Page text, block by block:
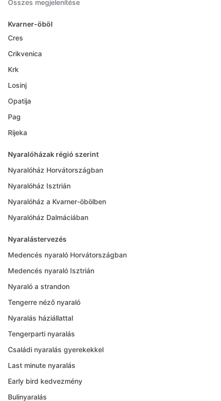
Összes megjelenítése
Kvarner-öböl
Cres
Crikvenica
Krk
Losinj
Opatija
Pag
Rijeka
Nyaralóházak régió szerint
Nyaralóház Horvátországban
Nyaralóház Isztrián
Nyaralóház a Kvarner-öbölben
Nyaralóház Dalmáciában
Nyaralástervezés
Medencés nyaraló Horvátországban
Medencés nyaraló Isztrián
Nyaraló a strandon
Tengerre néző nyaraló
Nyaralás háziállattal
Tengerparti nyaralás
Családi nyaralás gyerekekkel
Last minute nyaralás
Early bird kedvezmény
Bulinyaralás